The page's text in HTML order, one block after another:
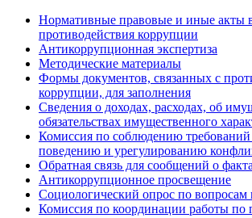
Нормативные правовые и иные акты
противодействия коррупции
Антикоррупционная экспертиза
Методические материалы
Формы документов, связанных с
коррупции, для заполнения
Сведения о доходах, расходах, об
обязательствах имущественного
Комиссия по соблюдению
поведению и урегулированию
Обратная связь для сообщений о
Антикоррупционное просвещение
Социологический опрос по вопросам
Комиссия по координации работы по